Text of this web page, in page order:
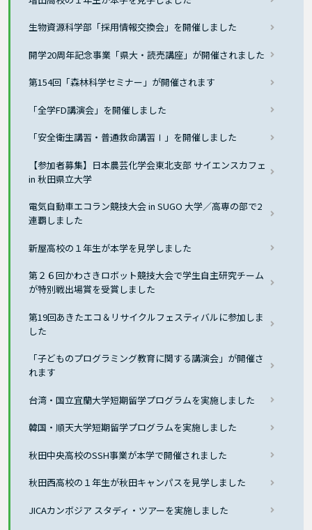
生物資源科学部「採用情報交換会」を開催しました
開学20周年記念事業「県大・読売講座」が開催されました
第154回「森林科学セミナー」が開催されます
「全学FD講演会」を開催しました
「安全衛生講習・普通救命講習Ⅰ」を開催しました
【参加者募集】日本農芸化学会東北支部 サイエンスカフェ
in 秋田県立大学
電気自動車エコラン競技大会 in SUGO 大学／高専の部で2
連覇しました
新屋高校の１年生が本学を見学しました
第２６回かわさきロボット競技大会で学生自主研究チーム
が特別戦出場賞を受賞しました
第19回あきたエコ＆リサイクルフェスティバルに参加しま
した
「子どものプログラミング教育に関する講演会」が開催さ
れます
台湾・国立宜蘭大学短期留学プログラムを実施しました
韓国・順天大学短期留学プログラムを実施しました
秋田中央高校のSSH事業が本学で開催されました
秋田西高校の１年生が秋田キャンパスを見学しました
JICAカンボジア スタディ・ツアーを実施しました